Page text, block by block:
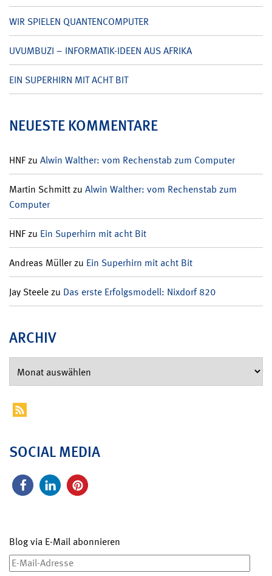
WIR SPIELEN QUANTENCOMPUTER
UVUMBUZI – INFORMATIK-IDEEN AUS AFRIKA
EIN SUPERHIRN MIT ACHT BIT
NEUESTE KOMMENTARE
HNFzu Alwin Walther: vom Rechenstab zum Computer
Martin Schmittzu Alwin Walther: vom Rechenstab zum
Computer
HNFzu Ein Superhirn mit acht Bit
Andreas Müllerzu Ein Superhirn mit acht Bit
Jay Steelezu Das erste Erfolgsmodell: Nixdorf 820
ARCHIV
SOCIAL MEDIA
Blog via E-Mail abonnieren
E-